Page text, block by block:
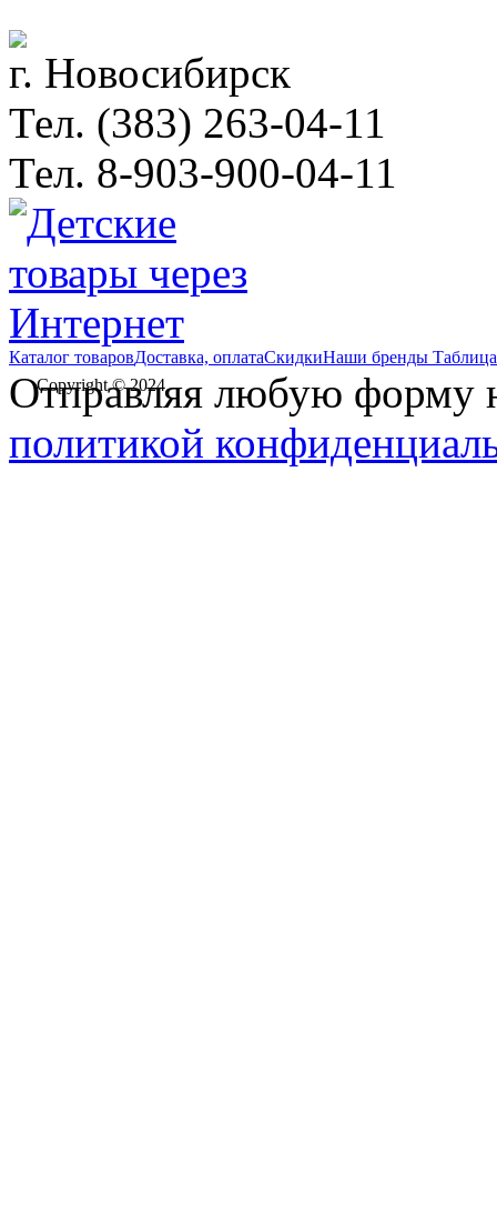
г. Новосибирск
Тел. (383) 263-04-11
Тел. 8-903-900-04-11
Каталог товаровДоставка, оплатаСкидкиНаши бренды
Copyright © 2024
Отправляя любую форму
политикой